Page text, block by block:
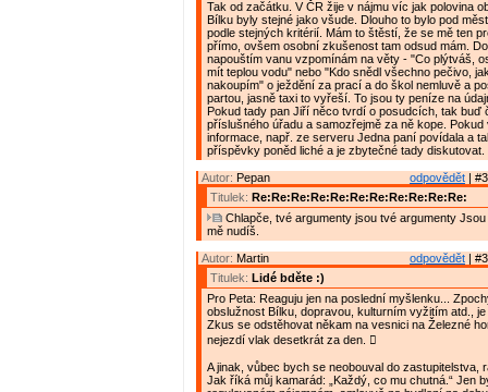
Tak od začátku. V ČR žije v nájmu víc jak polovina
Bílku byly stejné jako všude. Dlouho to bylo pod
podle stejných kritérií. Mám to štěstí, že se mě ten
přímo, ovšem osobní zkušenost tam odsud mám.
napouštím vanu vzpomínám na věty - "Co plýtváš,
mít teplou vodu" nebo "Kdo snědl všechno pečivo,
nakoupím" o ježdění za prací a do škol nemluvě a
partou, jasně taxi to vyřeší. To jsou ty peníze na
Pokud tady pan Jiří něco tvrdí o posudcích, tak buď
příslušného úřadu a samozřejmě za ně kope. Pokud
informace, např. ze serveru Jedna paní povídala a
příspěvky poněd liché a je zbytečné tady diskutovat.
odpovědět |
Autor: Pepan
Titulek: Re:Re:Re:Re:Re:Re:Re:Re:Re:Re:Re:
Chlapče, tvé argumenty jsou tvé argumenty
mě nudíš.
odpovědět |
Autor: Martin
Titulek: Lidé bděte :)
Pro Peta: Reaguju jen na poslední myšlenku...
obslužnost Bílku, dopravou, kulturním vyžitím atd.,
Zkus se odstěhovat někam na vesnici na Železné
nejezdí vlak desetkrát za den. 
A jinak, vůbec bych se neobouval do zastupitelstva,
Jak říká můj kamarád: „Každý, co mu chutná.“ Jen